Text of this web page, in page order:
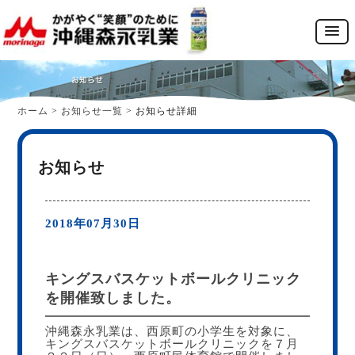
ホーム > お知らせ一覧 > お知らせ詳細
お知らせ
2018年07月30日
キングスバスケットボールクリニック
を開催致しました。
沖縄森永乳業は、西原町の小学生を対象に、
キングスバスケットボールクリニックを７月